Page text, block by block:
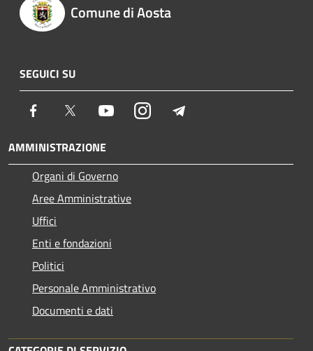
Comune di Aosta
SEGUICI SU
Facebook Twitter YoutubeInstagram
AMMINISTRAZIONE
Organi di Governo
Aree Amministrative
Uffici
Enti e fondazioni
Politici
Personale Amministrativo
Documenti e dati